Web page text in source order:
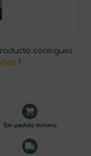
consigues
!
Sin pedido mínimo